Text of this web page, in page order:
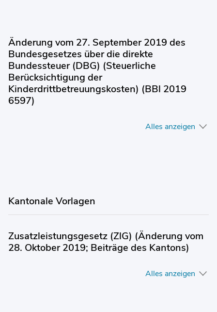
Änderung vom 27. September 2019 des
Bundesgesetzes über die direkte
Bundessteuer (DBG) (Steuerliche
Berücksichtigung der
Kinderdrittbetreuungskosten) (BBl 2019
6597)
Alles anzeigen
Kantonale Vorlagen
Zusatzleistungsgesetz (ZlG) (Änderung vom
28. Oktober 2019; Beiträge des Kantons)
Alles anzeigen